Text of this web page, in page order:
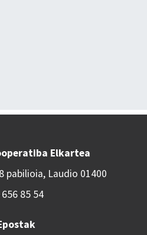
Elkartea
pabilioia, Laudio 01400
85 54